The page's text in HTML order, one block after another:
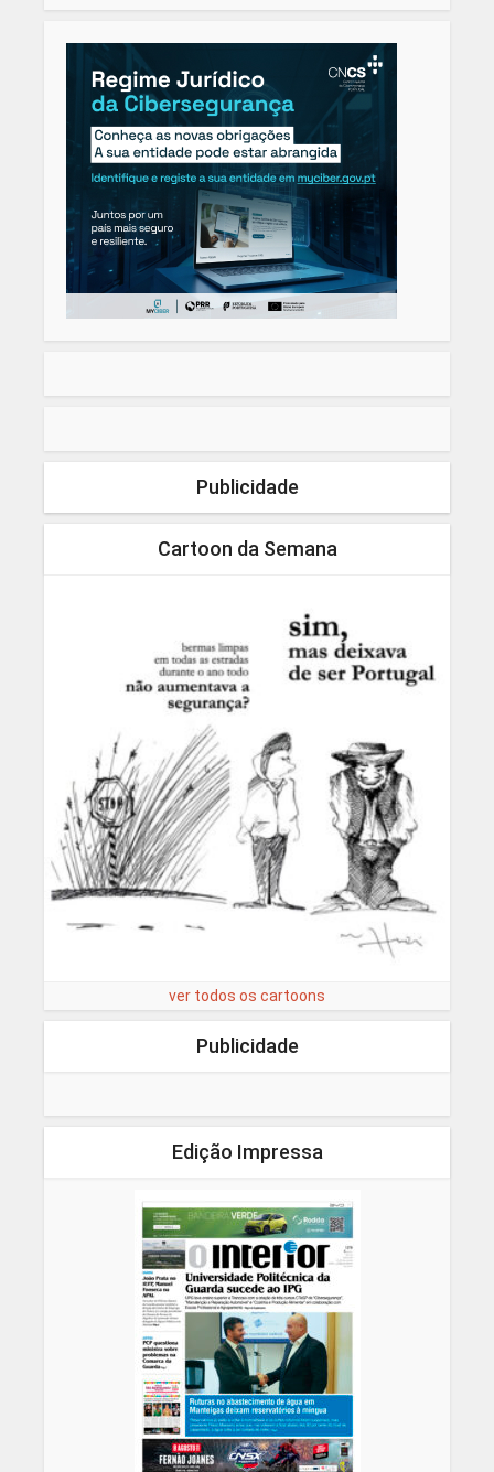
Publicidade
Cartoon da Semana
ver todos os cartoons
Publicidade
Edição Impressa